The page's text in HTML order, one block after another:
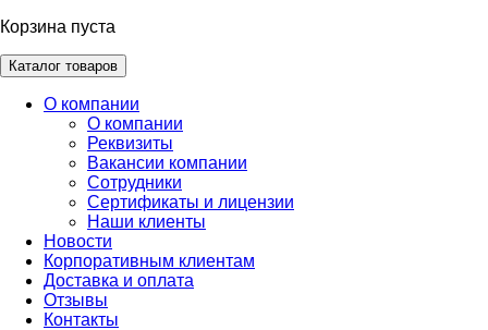
Корзина пуста
Каталог товаров
О компании
О компании
Реквизиты
Вакансии компании
Сотрудники
Сертификаты и лицензии
Наши клиенты
Новости
Корпоративным клиентам
Доставка и оплата
Отзывы
Контакты